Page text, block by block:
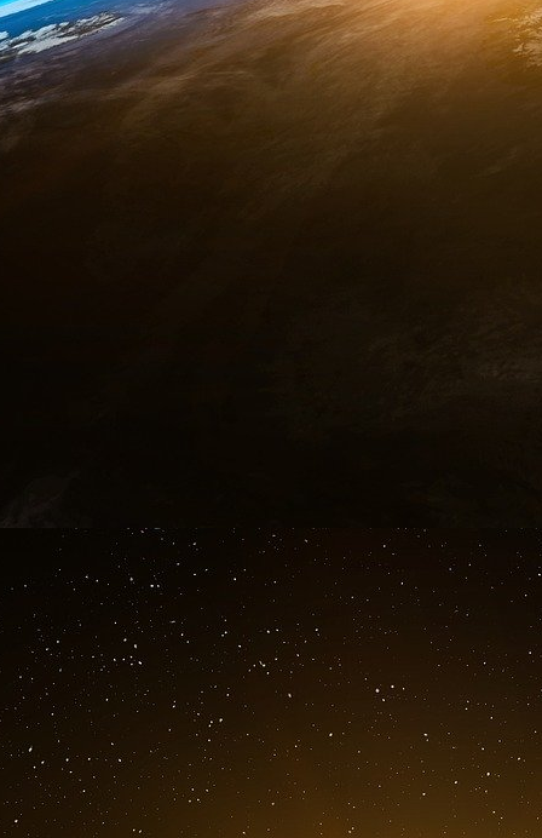
Bref, nous avons ici une « universalité » qui
sont condamnés les pires criminels, une
de réclusion sous forme d’une peine
régulièrement des assassins présumés
pouvoir de négociation des gens sur le
Ajoutons à ce projet de revenu universel
l’être tout bientôt – en Gironde dès juin
modeste, l’équivalent de notre RSA soit 560
taxations exorbitantes. Il est vrai que le
pactole faisant saliver tous les prébendiers qui
Un programme non-dit de spoliation
Précisons que cette ouverture au « droit à la
parfaitement fidélisée, car qui ira voter